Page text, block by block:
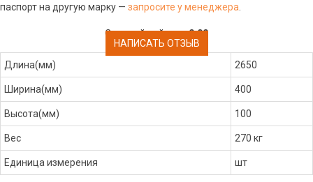
паспорт на другую марку — запросите у менеджера
Средний рейтинг:0.00
НАПИСАТЬ ОТЗЫВ
Длина(мм)
2650
Ширина(мм) 400
Высота(мм) 100
Вес 270 кг
Единица измерения шт